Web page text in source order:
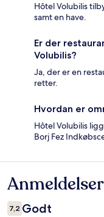
Hôtel Volubilis
samt en have.
Er der
Volubilis?
Ja, der er en
retter.
Hvordan er
Hôtel Volubilis
Borj Fez
Anmeldelser
7,2 Godt